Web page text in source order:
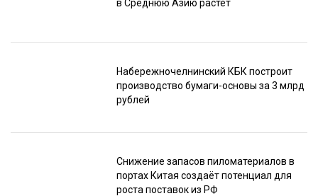
в Среднюю Азию растёт
Набережночелнинский КБК построит
производство бумаги-основы за 3 млрд
рублей
Снижение запасов пиломатериалов в
портах Китая создаёт потенциал для
роста поставок из РФ